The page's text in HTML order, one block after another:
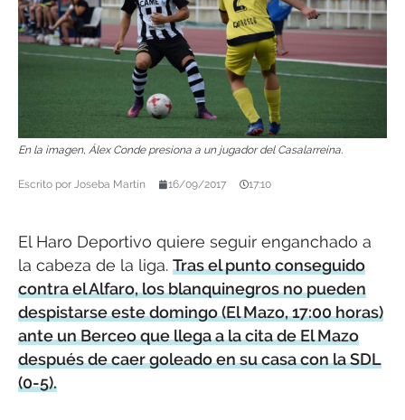
En la imagen, Álex Conde presiona a un jugador del Casalarreina.
Escrito por Joseba Martín 16/09/2017 17:10
El Haro Deportivo quiere seguir enganchado a
la cabeza de la liga. Tras el punto conseguido
contra el Alfaro, los blanquinegros no pueden
despistarse este domingo (El Mazo, 17:00 horas)
ante un Berceo que llega a la cita de El Mazo
después de caer goleado en su casa con la SDL
(0-5).